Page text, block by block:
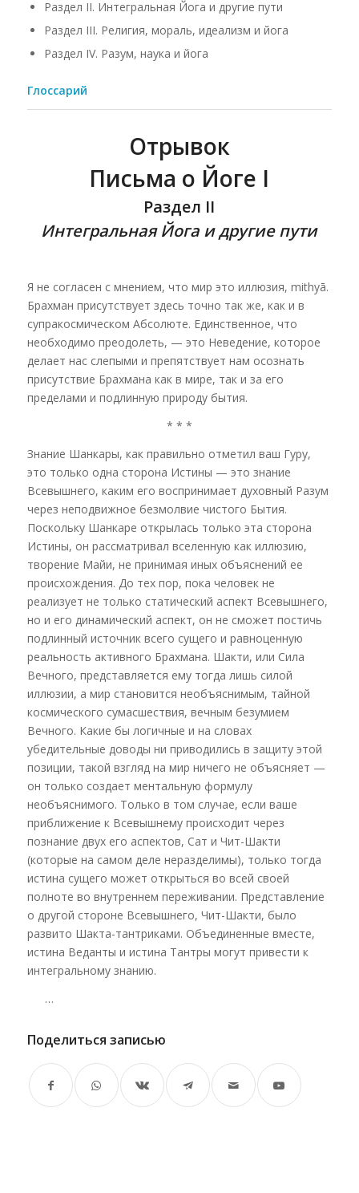
Раздел II. Интегральная Йога и другие пути
Раздел III. Религия, мораль, идеализм и йога
Раздел IV. Разум, наука и йога
Глоссарий
Отрывок
Письма о Йоге I
Раздел II
Интегральная Йога и другие пути
Я не согласен с мнением, что мир это иллюзия, mithyā.
Брахман присутствует здесь точно так же, как и в
супракосмическом Абсолюте. Единственное, что
необходимо преодолеть, — это Неведение, которое
делает нас слепыми и препятствует нам осознать
присутствие Брахмана как в мире, так и за его
пределами и подлинную природу бытия.
* * *
Знание Шанкары, как правильно отметил ваш Гуру,
это только одна сторона Истины — это знание
Всевышнего, каким его воспринимает духовный Разум
через неподвижное безмолвие чистого Бытия.
Поскольку Шанкаре открылась только эта сторона
Истины, он рассматривал вселенную как иллюзию,
творение Майи, не принимая иных объяснений ее
происхождения. До тех пор, пока человек не
реализует не только статический аспект Всевышнего,
но и его динамический аспект, он не сможет постичь
подлинный источник всего сущего и равноценную
реальность активного Брахмана. Шакти, или Сила
Вечного, представляется ему тогда лишь силой
иллюзии, а мир становится необъяснимым, тайной
космического сумасшествия, вечным безумием
Вечного. Какие бы логичные и на словах
убедительные доводы ни приводились в защиту этой
позиции, такой взгляд на мир ничего не объясняет —
он только создает ментальную формулу
необъяснимого. Только в том случае, если ваше
приближение к Всевышнему происходит через
познание двух его аспектов, Сат и Чит-Шакти
(которые на самом деле неразделимы), только тогда
истина сущего может открыться во всей своей
полноте во внутреннем переживании. Представление
о другой стороне Всевышнего, Чит-Шакти, было
развито Шакта-тантриками. Объединенные вместе,
истина Веданты и истина Тантры могут привести к
интегральному знанию.
…
Поделиться записью